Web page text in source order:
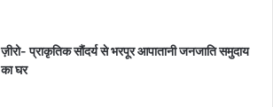
ज़ीरो- प्राकृतिक सौंदर्य से भरपूर आपातानी जनजाति समुदाय
का घर